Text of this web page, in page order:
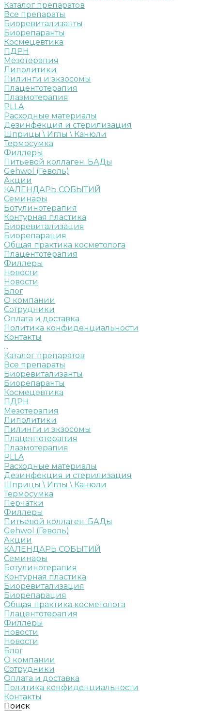
Каталог препаратов
Все препараты
Биоревитализанты
Биорепаранты
Космецевтика
ПДРН
Мезотерапия
Липолитики
Пилинги и экзосомы
Плацентотерапия
Плазмотерапия
PLLA
Расходные материалы
Дезинфекция и стерилизация
Шприцы \ Иглы \ Канюли
Термосумка
Филлеры
Питьевой коллаген. БАДы
Gehwol (Геволь)
Акции
КАЛЕНДАРЬ СОБЫТИЙ
Семинары
Ботулинотерапия
Контурная пластика
Биоревитализация
Биорепарация
Общая практика косметолога
Плацентотерапия
Филлеры
Новости
Новости
Блог
О компании
Сотрудники
Оплата и доставка
Политика конфиденциальности
Контакты
...
Каталог препаратов
Все препараты
Биоревитализанты
Биорепаранты
Космецевтика
ПДРН
Мезотерапия
Липолитики
Пилинги и экзосомы
Плацентотерапия
Плазмотерапия
PLLA
Расходные материалы
Дезинфекция и стерилизация
Шприцы \ Иглы \ Канюли
Термосумка
Перчатки
Филлеры
Питьевой коллаген. БАДы
Gehwol (Геволь)
Акции
КАЛЕНДАРЬ СОБЫТИЙ
Семинары
Ботулинотерапия
Контурная пластика
Биоревитализация
Биорепарация
Общая практика косметолога
Плацентотерапия
Филлеры
Новости
Новости
Блог
О компании
Сотрудники
Оплата и доставка
Политика конфиденциальности
Контакты
Поиск